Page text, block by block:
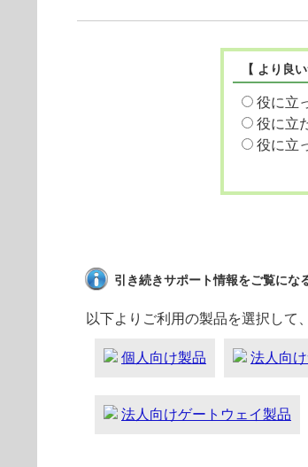
【 より良
役に立
役に立
役に立
引き続きサポート情報をご覧にな
以下よりご利用の製品を選択して
個人向け製品 法人向
法人向けゲートウェイ製品